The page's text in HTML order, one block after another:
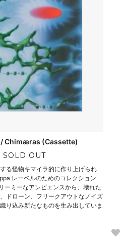
/ Chimæras (Cassette)
SOLD OUT
る怪物キマイラ的に作り上げられ
レーベルのためのコレクション
ーミーなアンビエンスから、壊れた
ドローン、フリークアウトなノイズ
り込み新たなものを生み出していま